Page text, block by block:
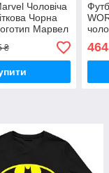
Чоловіча
Чорна
Марвел
Павук
₴ 464